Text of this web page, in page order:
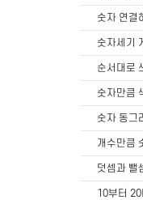
숫자 연
숫자세기
순서대로
숫자만큼
숫자 동그
개수만큼
덧셈과 뺄
10부터 20